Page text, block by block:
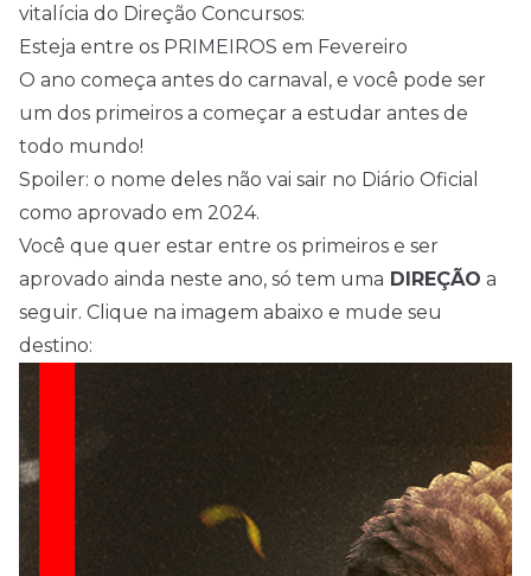
vitalícia do Direção Concursos:
Esteja entre os PRIMEIROS em Fevereiro
O ano começa antes do carnaval, e você pode ser
um dos primeiros a começar a estudar antes de
todo mundo!
Spoiler: o nome deles não vai sair no Diário Oficial
como aprovado em 2024.
Você que quer estar entre os primeiros e ser
aprovado ainda neste ano, só tem uma DIREÇÃO a
seguir. Clique na imagem abaixo e mude seu
destino: